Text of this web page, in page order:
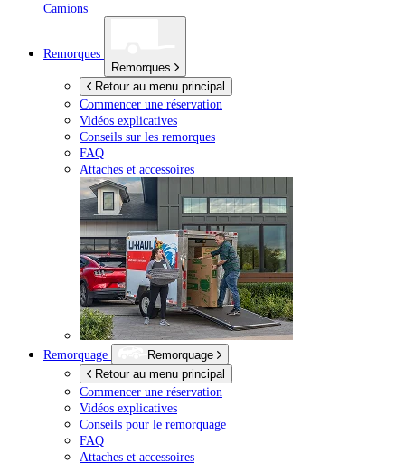
Camions
Remorques
Remorques
Retour au menu principal
Commencer une réservation
Vidéos explicatives
Conseils sur les remorques
FAQ
Attaches et accessoires
Remorquage
Remorquage
Retour au menu principal
Commencer une réservation
Vidéos explicatives
Conseils pour le remorquage
FAQ
Attaches et accessoires